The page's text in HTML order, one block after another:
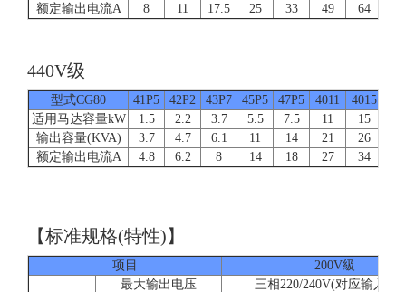
额定输出电流A
8 11 17.5 25 33 49 64
440V级
型式CG80 41P5 42P2 43P7 45P5 47P5 4011 4015
适用马达容量kW
1.5 2.2 3.7 5.5 7.5 11 15
输出容量(KVA)
3.7 4.7 6.1 11 14 21 26
额定输出电流A
4.8 6.2 8 14 18 27 34
【标准规格(特性)】
项目 200V級
最大输出电压
三相220/240V(对应输入电